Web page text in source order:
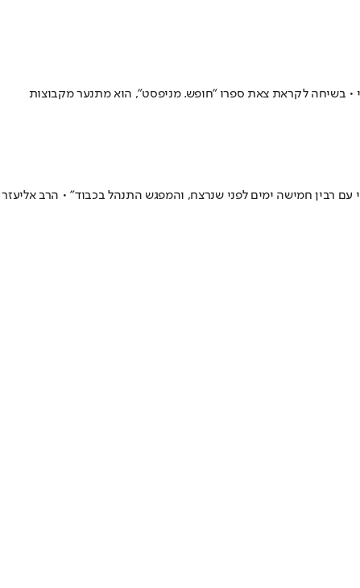
• בשיחה לקראת צאת ספרו "חופש. מניפסט", הוא מתנער מקבוצות
עם רבין חמישה ימים לפני שנרצח, והמפגש התנהל בכבוד" • הרב אליעזר